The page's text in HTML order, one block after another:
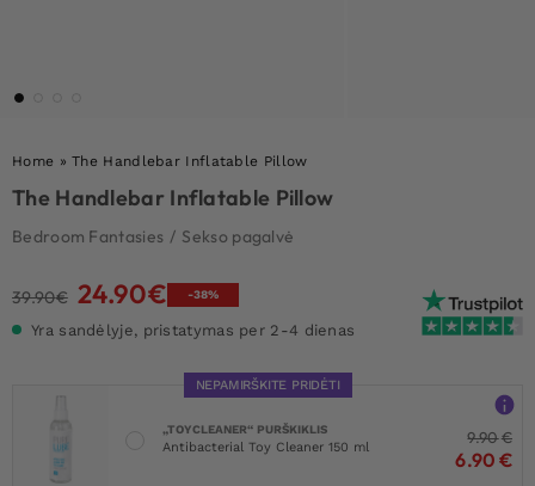
Home »The Handlebar Inflatable Pillow
The Handlebar Inflatable Pillow
Bedroom Fantasies / Sekso pagalvė
39.90€ Original
was:
24.90€Current
24.90€.
-38%
Yra sandėlyje, pristatymas per 2-4 dienas
NEPAMIRŠKITE PRIDĖTI
„TOYCLEANER“ PURŠKIKLIS
Antibacterial Toy Cleaner 150 ml
9.90€
6.90 €